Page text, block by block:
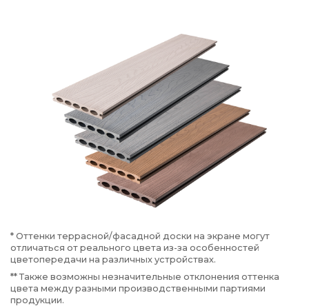
* Оттенки террасной/фасадной доски на экране могут
отличаться от реального цвета из-за особенностей
цветопередачи на различных устройствах.
** Также возможны незначительные отклонения оттенка
цвета между разными производственными партиями
продукции.